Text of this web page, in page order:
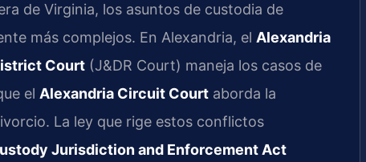
de Virginia, los asuntos de custodia de
más complejos. En Alexandria, el Alexandria
Court (J&DR Court) maneja los casos de
el Alexandria Circuit Court aborda la
La ley que rige estos conflictos
Jurisdiction and Enforcement Act